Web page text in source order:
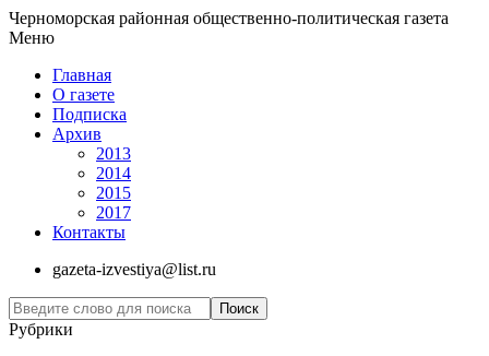
Черноморская районная общественно-политическая газета
Меню
Главная
О газете
Подписка
Архив
2013
2014
2015
2017
Контакты
gazeta-izvestiya@list.ru
Рубрики